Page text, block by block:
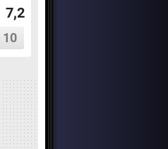
7,2
10